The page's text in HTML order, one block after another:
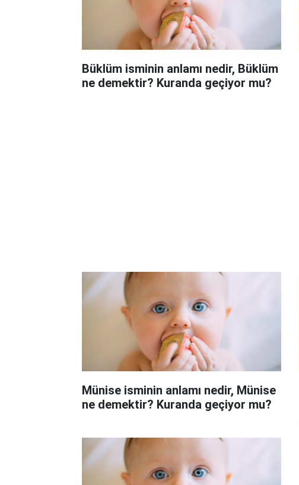
Büklüm isminin anlamı nedir, Büklüm
ne demektir? Kuranda geçiyor mu?
Münise isminin anlamı nedir, Münise
ne demektir? Kuranda geçiyor mu?